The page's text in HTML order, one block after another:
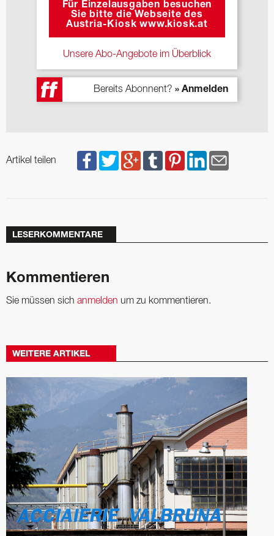
Für Einzelausgaben besuchen
Sie bitte die Webseite des
Austria-Kiosk www.kiosk.at
Unsere Abo-Angebote im Überblick
Bereits Abonnent? » Anmelden
Artikel teilen
LESERKOMMENTARE
Kommentieren
Sie müssen sich anmelden um zu kommentieren.
WEITERE ARTIKEL